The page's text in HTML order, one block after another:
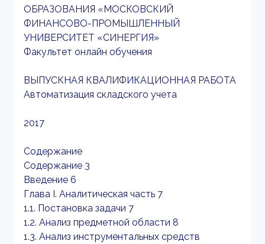
ОБРАЗОВАНИЯ «МОСКОВСКИЙ
ФИНАНСОВО-ПРОМЫШЛЕННЫЙ
УНИВЕРСИТЕТ «СИНЕРГИЯ»
Факультет онлайн обучения
ВЫПУСКНАЯ КВАЛИФИКАЦИОННАЯ РАБОТА
Автоматизация складского учета
2017
Содержание
Содержание 3
Введение 6
Глава I. Аналитическая часть 7
1.1. Постановка задачи 7
1.2. Анализ предметной области 8
1.3. Анализ инструментальных средств